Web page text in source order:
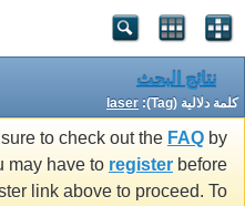
نتائج البحث
كلمة دلالية (Tag): laser
to check out the FAQ by
may have to register before
link above to proceed. To